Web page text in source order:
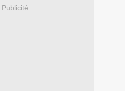
Publicité